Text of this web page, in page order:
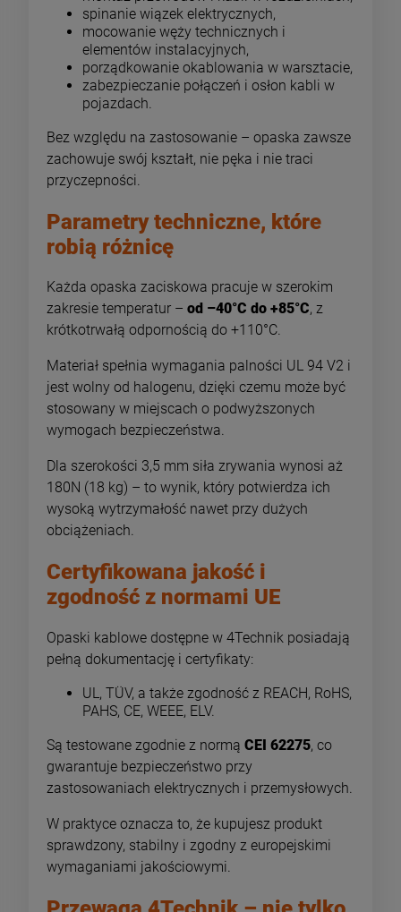
spinanie wiązek elektrycznych,
mocowanie węży technicznych i
elementów instalacyjnych,
porządkowanie okablowania w warsztacie,
zabezpieczanie połączeń i osłon kabli w
pojazdach.
Bez względu na zastosowanie – opaska zawsze
zachowuje swój kształt, nie pęka i nie traci
przyczepności.
Parametry techniczne, które
robią różnicę
Każda opaska zaciskowa pracuje w szerokim
zakresie temperatur – od –40°C do +85°C, z
krótkotrwałą odpornością do +110°C.
Materiał spełnia wymagania palności UL 94 V2 i
jest wolny od halogenu, dzięki czemu może być
stosowany w miejscach o podwyższonych
wymogach bezpieczeństwa.
Dla szerokości 3,5 mm siła zrywania wynosi aż
180N (18 kg) – to wynik, który potwierdza ich
wysoką wytrzymałość nawet przy dużych
obciążeniach.
Certyfikowana jakość i
zgodność z normami UE
Opaski kablowe dostępne w 4Technik posiadają
pełną dokumentację i certyfikaty:
UL, TÜV, a także zgodność z REACH, RoHS,
PAHS, CE, WEEE, ELV.
Są testowane zgodnie z normą CEI 62275, co
gwarantuje bezpieczeństwo przy
zastosowaniach elektrycznych i przemysłowych.
W praktyce oznacza to, że kupujesz produkt
sprawdzony, stabilny i zgodny z europejskimi
wymaganiami jakościowymi.